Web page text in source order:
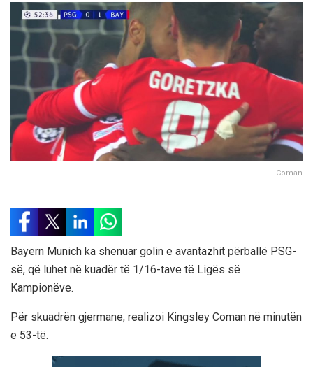
Coman
Bayern Munich ka shënuar golin e avantazhit përballë PSG-
së, që luhet në kuadër të 1/16-tave të Ligës së
Kampionëve.
Për skuadrën gjermane, realizoi Kingsley Coman në minutën
e 53-të.